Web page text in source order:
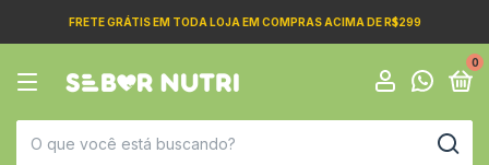
FRETE GRÁTIS EM TODA LOJA EM COMPRAS ACIMA DE R$299
0